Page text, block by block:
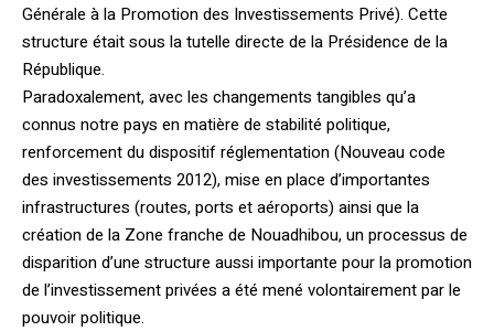
Générale à la Promotion des Investissements Privé). Cette
structure était sous la tutelle directe de la Présidence de la
République.
Paradoxalement, avec les changements tangibles qu’a
connus notre pays en matière de stabilité politique,
renforcement du dispositif réglementation (Nouveau code
des investissements 2012), mise en place d’importantes
infrastructures (routes, ports et aéroports) ainsi que la
création de la Zone franche de Nouadhibou, un processus de
disparition d’une structure aussi importante pour la promotion
de l’investissement privées a été mené volontairement par le
pouvoir politique.